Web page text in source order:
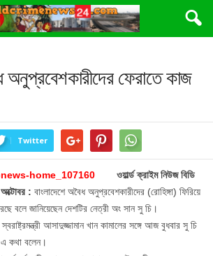
অনুপ্রবেশকারীদের ফেরাতে কাজ
Twitter
ওয়ার্ল্ড ক্রাইম নিউজ বিডি
: বাংলাদেশে অবৈধ অনুপ্রবেশকারীদের (রোহিঙ্গা) ফিরিয়ে
বলে জানিয়েছেন দেশটির নেত্রী অং সান সু চি।
আসাদুজ্জামান খান কামালের সঙ্গে আজ বুধবার সু চি
কথা বলেন।